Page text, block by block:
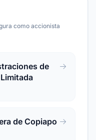
como accionista
de
de Copiapo